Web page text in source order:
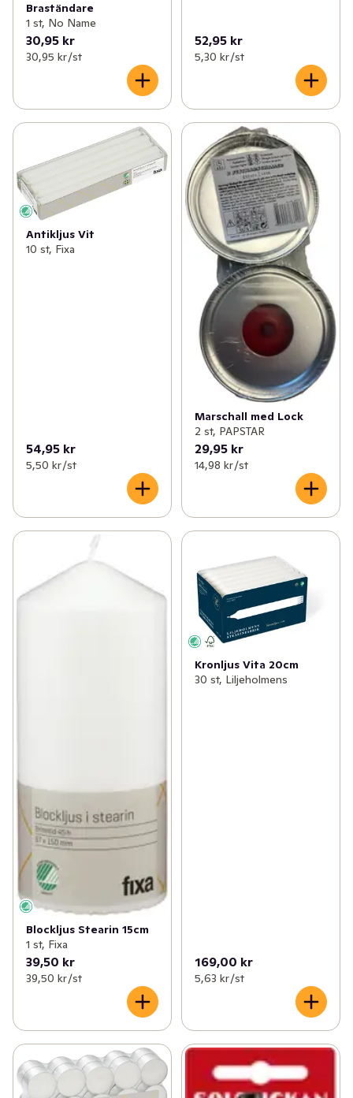
Braständare
1 st, No Name
30,95 kr
30,95 kr /st
52,95 kr
5,30 kr /st
Antikljus Vit
10 st, Fixa
54,95 kr
5,50 kr /st
Marschall med Lock
2 st, PAPSTAR
29,95 kr
14,98 kr /st
Blockljus Stearin 15cm
1 st, Fixa
39,50 kr
39,50 kr /st
Kronljus Vita 20cm
30 st, Liljeholmens
169,00 kr
5,63 kr /st